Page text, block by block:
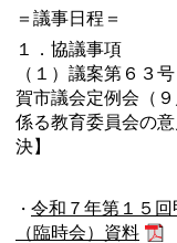
＝議事日程＝
１．協議事項
（１）議案第６３
賀市議会定例会（
係る教育委員会の
決】
・ 令和７年第１５
（臨時会）資料